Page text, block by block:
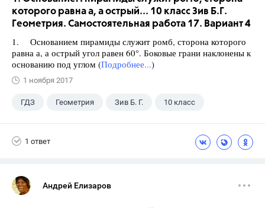
которого равна а, а острый... 10 класс Зив Б.Г.
Геометрия. Самостоятельная работа 17. Вариант 4
1. Основанием пирамиды служит ромб, сторона которого
равна а, а острый угол равен 60°. Боковые грани наклонены к
основанию под углом (Подробнее...)
1 ноября 2017
ГДЗ Геометрия Зив Б. Г. 10 класс
1 ответ
Андрей Елизаров